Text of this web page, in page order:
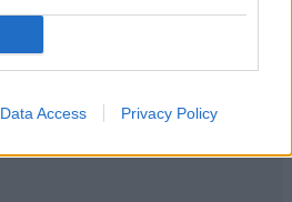
Data Access Privacy Policy